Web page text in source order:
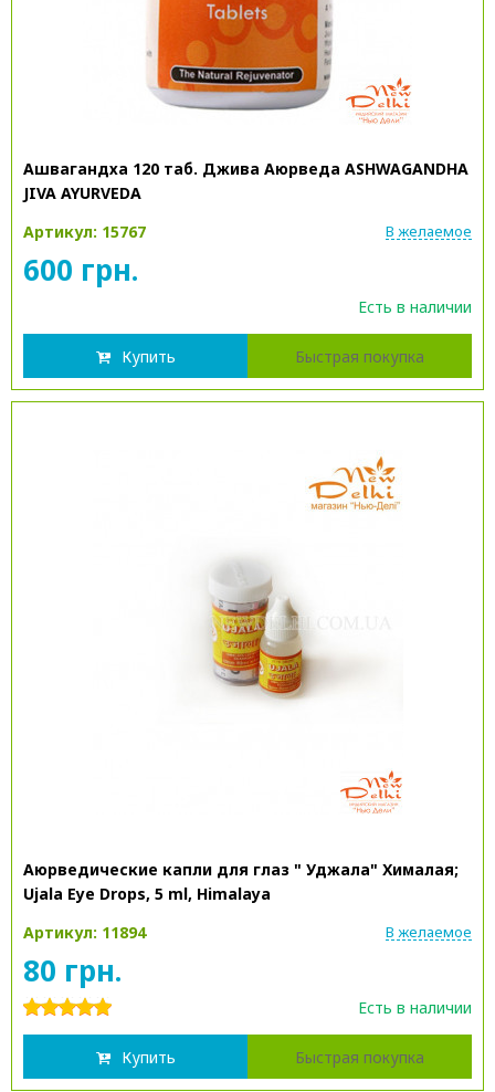
Ашвагандха 120 таб. Джива Аюрведа ASHWAGANDHA
JIVA AYURVEDA
Артикул: 15767
В желаемое
600 грн.
Есть в наличии
Купить Быстрая покупка
Аюрведические капли для глаз " Уджала" Хималая;
Ujala Eye Drops, 5 ml, Himalaya
Артикул: 11894
В желаемое
80 грн.
Есть в наличии
Купить Быстрая покупка